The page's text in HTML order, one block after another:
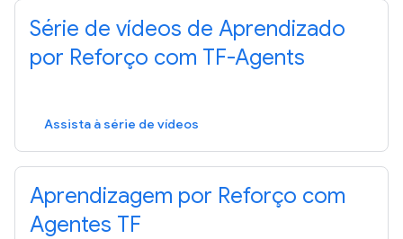
Série de vídeos de Aprendizado
por Reforço com TF-Agents
Assista à série de vídeos
Aprendizagem por Reforço com
Agentes TF